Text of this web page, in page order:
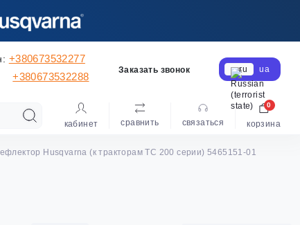
+380673532277
+380673532288
Заказать звонок ru ua
кабинет сравнить cвязаться корзина
0
Husqvarna (к тракторам TC 200 серии) 5465151-01